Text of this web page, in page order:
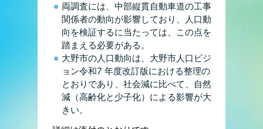
両調査には、中部縦貫自動車道の工事
関係者の動向が影響しており、人口動
向を検証するに当たっては、この点を
踏まえる必要がある。
大野市の人口動向は、大野市人口ビジ
ョン令和7 年度改訂版における整理の
とおりであり、社会減に比べて、自然
減（高齢化と少子化）による影響が大
きい。